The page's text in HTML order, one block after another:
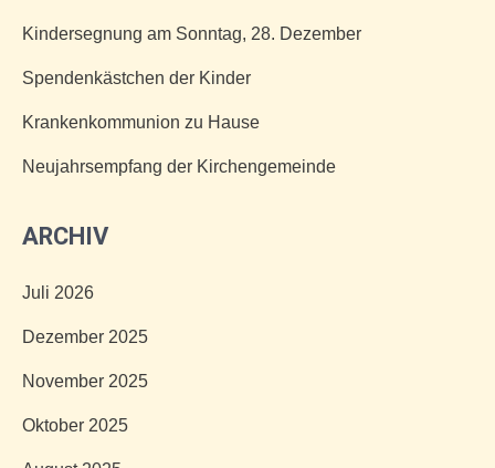
Kindersegnung am Sonntag, 28. Dezember
Spendenkästchen der Kinder
Krankenkommunion zu Hause
Neujahrsempfang der Kirchengemeinde
ARCHIV
Juli 2026
Dezember 2025
November 2025
Oktober 2025